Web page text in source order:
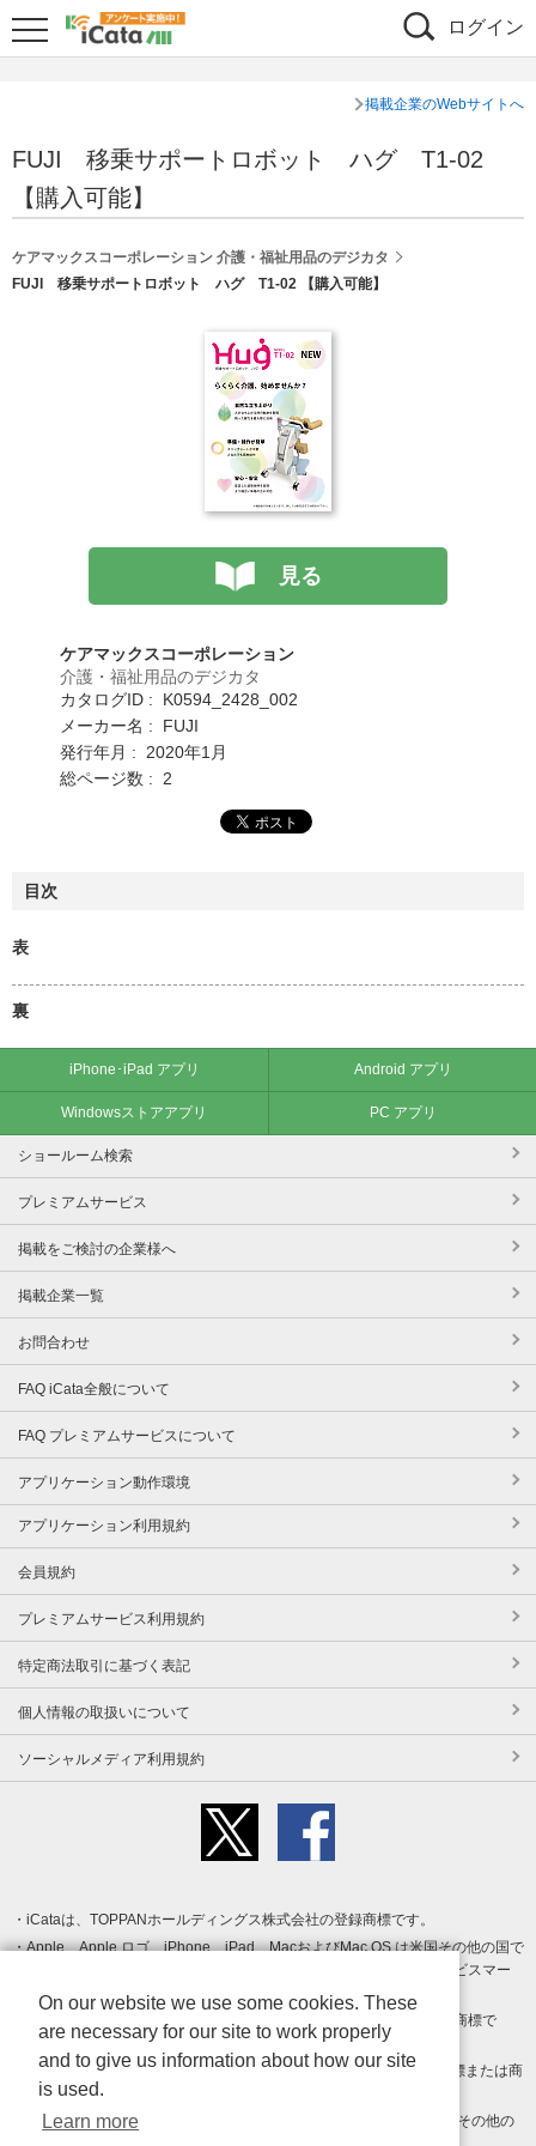
ログイン
掲載企業のWebサイトへ
FUJI 移乗サポートロボット ハグ T1-02
【購入可能】
ケアマックスコーポレーション 介護・福祉用品のデジカタ
FUJI 移乗サポートロボット ハグ T1-02 【購入可能】
見る
ケアマックスコーポレーション
介護・福祉用品のデジカタ
カタログID : K0594_2428_002
メーカー名 : FUJI
発行年月 : 2020年1月
総ページ数 : 2
目次
表
裏
iPhone･iPad アプリ Android アプリ
Windowsストアアプリ PC アプリ
ショールーム検索
プレミアムサービス
掲載をご検討の企業様へ
掲載企業一覧
お問合わせ
FAQ iCata全般について
FAQ プレミアムサービスについて
アプリケーション動作環境
アプリケーション利用規約
会員規約
プレミアムサービス利用規約
特定商法取引に基づく表記
個人情報の取扱いについて
ソーシャルメディア利用規約
iCataは、TOPPANホールディングス株式会社の登録商標です。
Apple、Apple ロゴ、iPhone、iPad、MacおよびMac OS は米国その他の国で
登録された Apple Inc. の商標です。App Store は Apple Inc. のサービスマー
クです。
Android、Google Play および Google Play ロゴ は Google LLC の商標で
す。
Windows は Microsoft Inc.の米国およびその他の国における登録商標または商
標です。
Adobe、Adobe Reader、Adobe PDF は、Adobe Inc.の米国およびその他の
On our website we use some cookies. These
are necessary for our site to work properly
and to give us information about how our site
is used.
Learn more